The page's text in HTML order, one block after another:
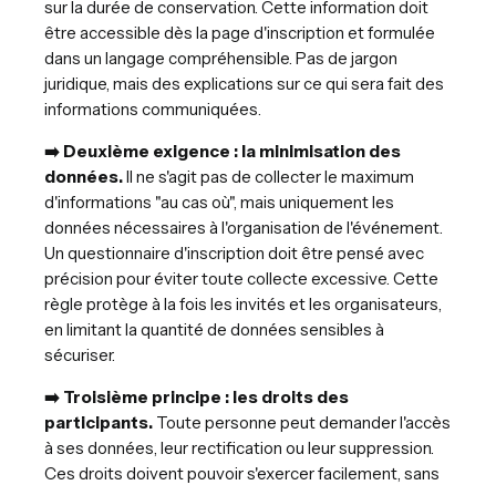
sur la durée de conservation. Cette information doit
être accessible dès la page d'inscription et formulée
dans un langage compréhensible. Pas de jargon
juridique, mais des explications sur ce qui sera fait des
informations communiquées.
➡️ Deuxième exigence : la minimisation des
données.Il ne s'agit pas de collecter le maximum
d'informations "au cas où", mais uniquement les
données nécessaires à l'organisation de l'événement.
Un questionnaire d'inscription doit être pensé avec
précision pour éviter toute collecte excessive. Cette
règle protège à la fois les invités et les organisateurs,
en limitant la quantité de données sensibles à
sécuriser.
➡️ Troisième principe : les droits des
participants. Toute personne peut demander l'accès
à ses données, leur rectification ou leur suppression.
Ces droits doivent pouvoir s'exercer facilement, sans